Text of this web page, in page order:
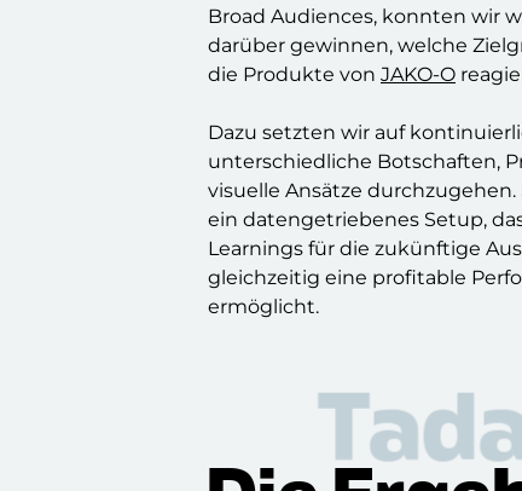
Broad Audiences, konnten wir
darüber gewinnen, welche
die Produkte von JAKO-O
Dazu setzten wir auf
unterschiedliche Botschaften,
visuelle Ansätze
ein datengetriebenes Setup,
Learnings für die zukünftige
gleichzeitig eine profitable
ermöglicht.